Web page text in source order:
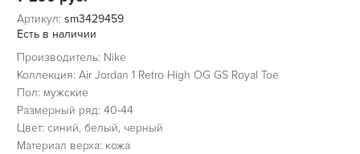
Артикул: sm3429459
Есть в наличии
Производитель: Nike
Коллекция: Air Jordan 1 Retro High OG GS Royal Toe
Пол: мужские
Размерный ряд: 40-44
Цвет: синий, белый, черный
Материал верха: кожа